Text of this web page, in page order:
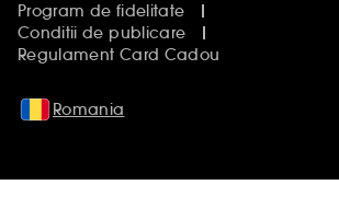
Program de fidelitate
Conditii de publicare
Regulament Card Cadou
Romania